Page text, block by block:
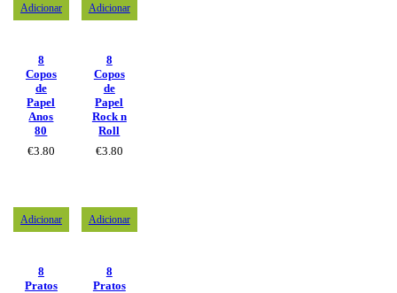
Adicionar
8
Copos
de
Papel
Anos
80
€3.80
Adicionar
8
Copos
de
Papel
Rock n
Roll
€3.80
Adicionar
8
Pratos
Adicionar
8
Pratos